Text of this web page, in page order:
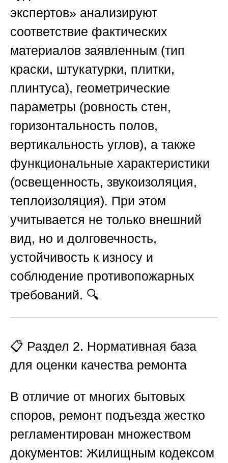
экспертов» анализируют
соответствие фактических
материалов заявленным (тип
краски, штукатурки, плитки,
плинтуса), геометрические
параметры (ровность стен,
горизонтальность полов,
вертикальность углов), а также
функциональные характеристики
(освещенность, звукоизоляция,
теплоизоляция). При этом
учитывается не только внешний
вид, но и долговечность,
устойчивость к износу и
соблюдение противопожарных
требований. 🔍
📋 Раздел 2. Нормативная база
для оценки качества ремонта
В отличие от многих бытовых
споров, ремонт подъезда жестко
регламентирован множеством
документов: Жилищным кодексом